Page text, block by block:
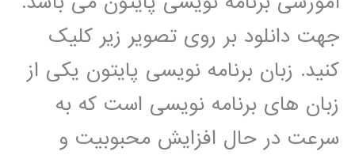
جهت دانلود بر روی تصویر زیر کلیک
کنید. زبان برنامه نویسی پایتون یکی از
زبان های برنامه نویسی است که به
سرعت در حال افزایش محبوبیت و